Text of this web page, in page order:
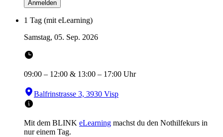
Anmelden
1 Tag (mit eLearning)
Samstag, 05. Sep. 2026
09:00 – 12:00 & 13:00 – 17:00 Uhr
Balfrinstrasse 3, 3930 Visp
Mit dem BLINK eLearning machst du den Nothilfekurs in
nur einem Tag.